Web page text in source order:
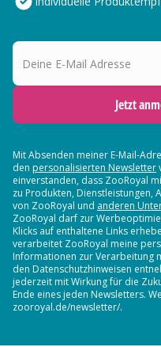
Deine E-Mail Adresse
Jetzt
Mit Absenden meiner E-Mail-
den personalisierten Newsletter
einverstanden, dass ZooRoyal
zu Produkten, Dienstleistungen,
von ZooRoyal und anderen
ZooRoyal darf zur
Klicks auf enthaltene Links
verarbeitet ZooRoyal meine
Informationen zur Verarbeitung
den Datenschutzhinweisen
jederzeit mit Wirkung für die
Ende eines jeden Newsletters.
zooroyal.de/newsletter/.